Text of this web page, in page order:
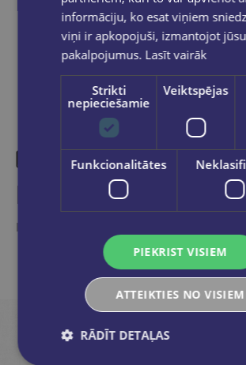
Dalies sociālajos tīklos:
Līdzīgas preces
Ieskaties, varbūt noder
informāciju, ko esat viņiem
viņi ir apkopojuši, izmantojot jūsu
pakalpojumus. Lasīt vairāk
Strikti
nepieciešamie
Veiktspējas
Funkcionalitātes
PIEKRIST VISIEM
ATTEIKTIES NO VISIEM
RĀDĪT DETAĻAS